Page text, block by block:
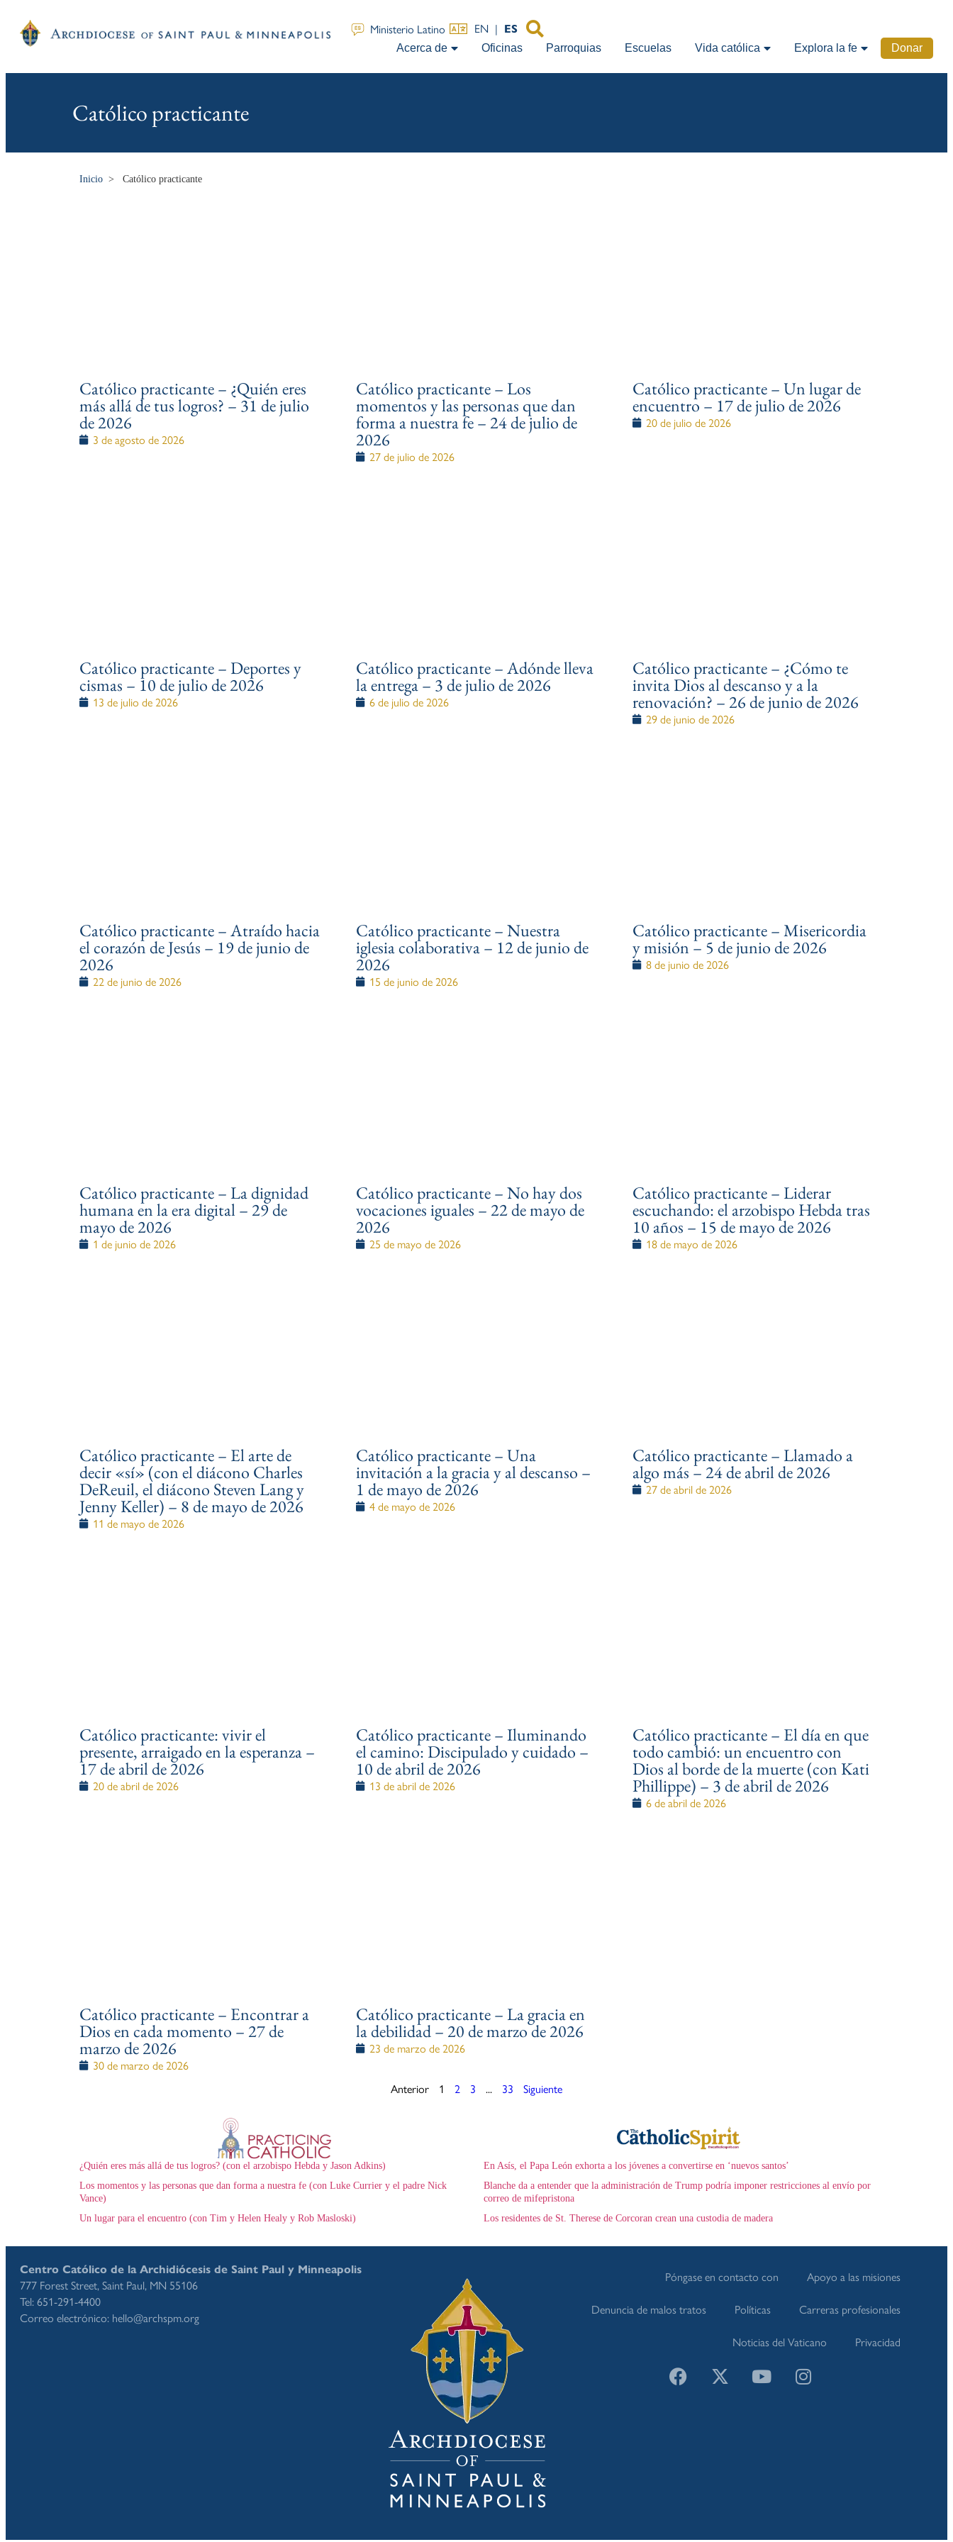
Ministerio Latino EN | ES
Acerca de Oficinas Parroquias Escuelas Vida católica Explora la fe Donar
Católico practicante
Inicio > Católico practicante
Católico practicante – ¿Quién eres
más allá de tus logros? – 31 de julio
de 2026
3 de agosto de 2026
Católico practicante – Los
momentos y las personas que dan
forma a nuestra fe – 24 de julio de
2026
27 de julio de 2026
Católico practicante – Un lugar de
encuentro – 17 de julio de 2026
20 de julio de 2026
Católico practicante – Deportes y
cismas – 10 de julio de 2026
13 de julio de 2026
Católico practicante – Adónde lleva
la entrega – 3 de julio de 2026
6 de julio de 2026
Católico practicante – ¿Cómo te
invita Dios al descanso y a la
renovación? – 26 de junio de 2026
29 de junio de 2026
Católico practicante – Atraído hacia
el corazón de Jesús – 19 de junio de
2026
22 de junio de 2026
Católico practicante – Nuestra
iglesia colaborativa – 12 de junio de
2026
15 de junio de 2026
Católico practicante – Misericordia
y misión – 5 de junio de 2026
8 de junio de 2026
Católico practicante – La dignidad
humana en la era digital – 29 de
mayo de 2026
1 de junio de 2026
Católico practicante – No hay dos
vocaciones iguales – 22 de mayo de
2026
25 de mayo de 2026
Católico practicante – Liderar
escuchando: el arzobispo Hebda tras
10 años – 15 de mayo de 2026
18 de mayo de 2026
Católico practicante – El arte de
decir «sí» (con el diácono Charles
DeReuil, el diácono Steven Lang y
Jenny Keller) – 8 de mayo de 2026
11 de mayo de 2026
Católico practicante – Una
invitación a la gracia y al descanso –
1 de mayo de 2026
4 de mayo de 2026
Católico practicante – Llamado a
algo más – 24 de abril de 2026
27 de abril de 2026
Católico practicante: vivir el
presente, arraigado en la esperanza –
17 de abril de 2026
20 de abril de 2026
Católico practicante – Iluminando
el camino: Discipulado y cuidado –
10 de abril de 2026
13 de abril de 2026
Católico practicante – El día en que
todo cambió: un encuentro con
Dios al borde de la muerte (con Kati
Phillippe) – 3 de abril de 2026
6 de abril de 2026
Católico practicante – Encontrar a
Dios en cada momento – 27 de
marzo de 2026
30 de marzo de 2026
Católico practicante – La gracia en
la debilidad – 20 de marzo de 2026
23 de marzo de 2026
Anterior 1 2 3 ... 33 Siguiente
¿Quién eres más allá de tus logros? (con el arzobispo Hebda y Jason Adkins)
Los momentos y las personas que dan forma a nuestra fe (con Luke Currier y el padre Nick
Vance)
Un lugar para el encuentro (con Tim y Helen Healy y Rob Masloski)
En Asís, el Papa León exhorta a los jóvenes a convertirse en ‘nuevos santos’
Blanche da a entender que la administración de Trump podría imponer restricciones al envío por
correo de mifepristona
Los residentes de St. Therese de Corcoran crean una custodia de madera
Centro Católico de la Archidiócesis de Saint Paul y Minneapolis
777 Forest Street, Saint Paul, MN 55106
Tel: 651-291-4400
Correo electrónico: hello@archspm.org
Póngase en contacto con
Apoyo a las misiones
Denuncia de malos tratos
Políticas
Carreras profesionales
Noticias del Vaticano
Privacidad